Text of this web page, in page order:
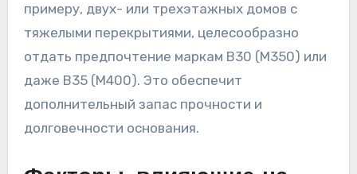
примеру, двух- или трехэтажных домов с
тяжелыми перекрытиями, целесообразно
отдать предпочтение маркам B30 (М350) или
даже B35 (М400). Это обеспечит
дополнительный запас прочности и
долговечности основания.